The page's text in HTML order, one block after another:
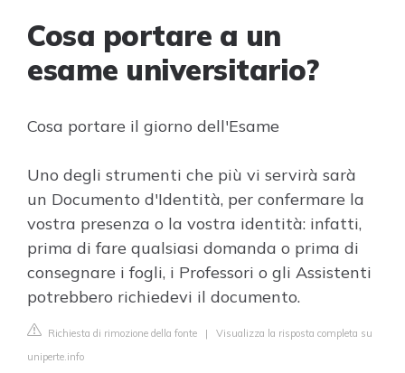
Cosa portare a un
esame universitario?
Cosa portare il giorno dell'Esame
Uno degli strumenti che più vi servirà sarà
un Documento d'Identità, per confermare la
vostra presenza o la vostra identità: infatti,
prima di fare qualsiasi domanda o prima di
consegnare i fogli, i Professori o gli Assistenti
potrebbero richiedevi il documento.
Richiesta di rimozione della fonte | Visualizza la risposta completa su
uniperte.info